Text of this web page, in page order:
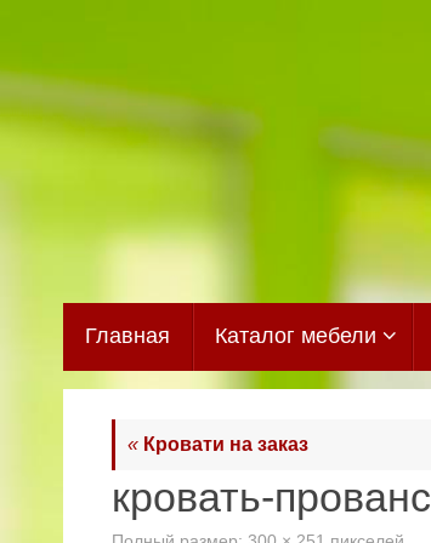
содержимому
Главная Каталог мебели
« Кровати на заказ
кровать-прованс